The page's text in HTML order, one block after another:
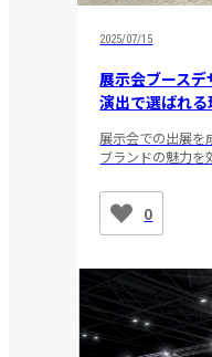
2025/07/15
展示会ブース
演出で選ばれる
展示会での出展を
ブランドの魅力
0